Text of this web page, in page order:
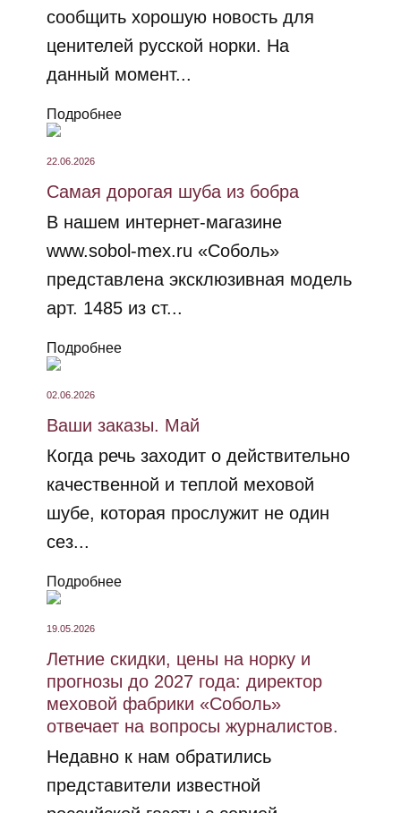
сообщить хорошую новость для
ценителей русской норки. На
данный момент...
Подробнее
22.06.2026
Самая дорогая шуба из бобра
В нашем интернет-магазине
www.sobol-mex.ru «Соболь»
представлена эксклюзивная модель
арт. 1485 из ст...
Подробнее
02.06.2026
Ваши заказы. Май
Когда речь заходит о действительно
качественной и теплой меховой
шубе, которая прослужит не один
сез...
Подробнее
19.05.2026
Летние скидки, цены на норку и
прогнозы до 2027 года: директор
меховой фабрики «Соболь»
отвечает на вопросы журналистов.
Недавно к нам обратились
представители известной